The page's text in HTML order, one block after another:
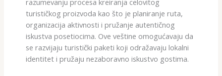
turističkog proizvoda kao što je planiranje ruta,
organizacija aktivnosti i pružanje autentičnog
iskustva posetiocima. Ove veštine omogućavaju da
se razvijaju turistički paketi koji odražavaju lokalni
identitet i pružaju nezaboravno iskustvo gostima.